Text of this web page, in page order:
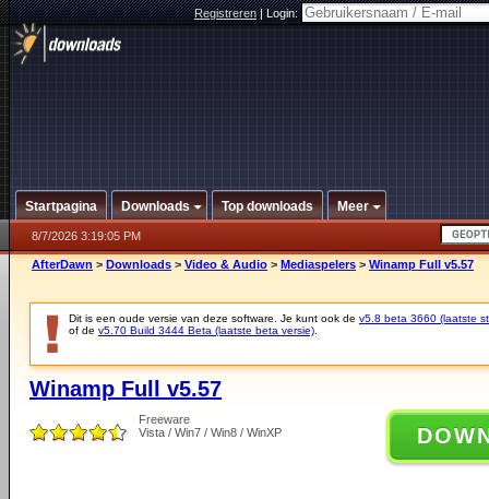
Registreren|Login:
Startpagina Downloads Top downloads Meer
8/7/2026 3:19:05 PM
AfterDawn > Downloads > Video & Audio > Mediaspelers > Winamp Full v5.57
Dit is een oude versie van deze software. Je kunt ook de v5.8 beta 3660 (laatste
of de v5.70 Build 3444 Beta (laatste beta versie)
Winamp Full v5.57
Freeware
Vista / Win7 / Win8 / WinXP